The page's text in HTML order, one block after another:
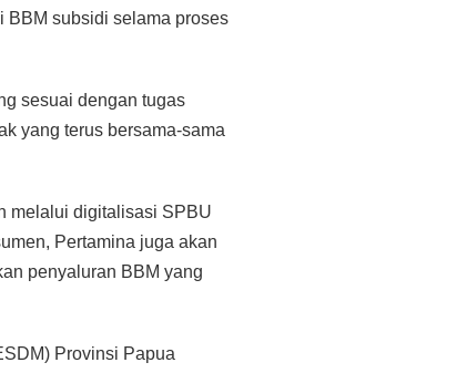
BBM subsidi selama proses
sesuai dengan tugas
yang terus bersama-sama
melalui digitalisasi SPBU
Pertamina juga akan
penyaluran BBM yang
Provinsi Papua